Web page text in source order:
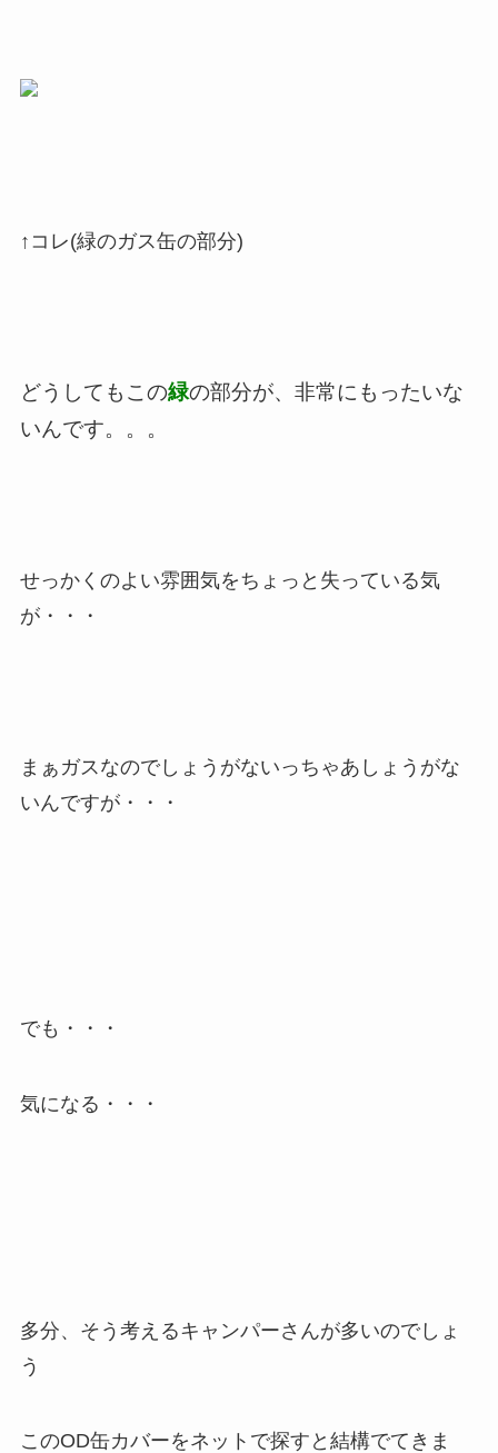
↑コレ(緑のガス缶の部分)
どうしてもこの緑の部分が、非常にもったいな
いんです。。。
せっかくのよい雰囲気をちょっと失っている気
が・・・
まぁガスなのでしょうがないっちゃあしょうがな
いんですが・・・
でも・・・
気になる・・・
多分、そう考えるキャンパーさんが多いのでしょ
う
このOD缶カバーをネットで探すと結構でてきま